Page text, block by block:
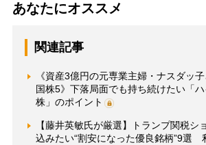
あなたにオススメ
関連記事
《資産3億円の元専業主婦・ナスダッ
国株5》下落局面でも持ち続けたい「
株」のポイント
【藤井英敏氏が厳選】トランプ関税シ
込みたい“割安になった優良銘柄”9選